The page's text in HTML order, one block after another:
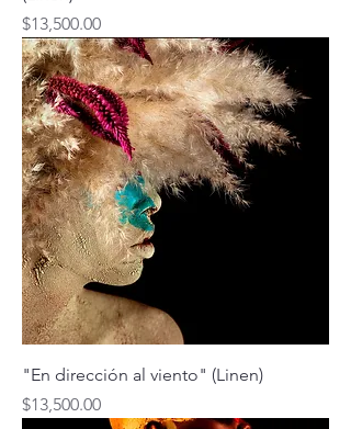
Price
$13,500.00
"En dirección al viento" (Linen)
Price
$13,500.00